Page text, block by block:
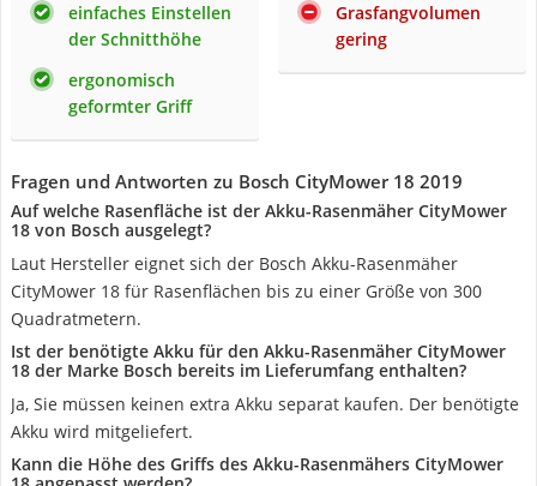
einfaches Einstellen
der Schnitthöhe
ergonomisch
geformter Griff
Grasfangvolumen
gering
Fragen und Antworten zu Bosch CityMower 18 2019
Auf welche Rasenfläche ist der Akku-Rasenmäher CityMower
18 von Bosch ausgelegt?
Laut Hersteller eignet sich der Bosch Akku-Rasenmäher
CityMower 18 für Rasenflächen bis zu einer Größe von 300
Quadratmetern.
Ist der benötigte Akku für den Akku-Rasenmäher CityMower
18 der Marke Bosch bereits im Lieferumfang enthalten?
Ja, Sie müssen keinen extra Akku separat kaufen. Der benötigte
Akku wird mitgeliefert.
Kann die Höhe des Griffs des Akku-Rasenmähers CityMower